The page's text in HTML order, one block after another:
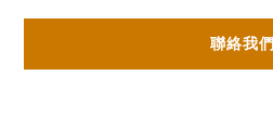
聯絡我們